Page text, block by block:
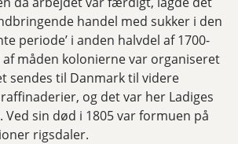
handel med sukker i den
periode’ i anden halvdel af 1700-
måden kolonierne var organiseret
sendes til Danmark til videre
og det var her Ladiges
Ved sin død i 1805 var formuen på
rigsdaler.